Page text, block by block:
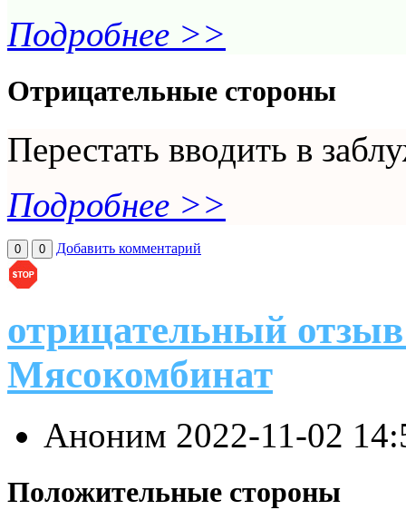
Подробнее >>
Отрицательные стороны
Перестать вводить в
Подробнее >>
0 0 Добавить комментарий
отрицательный
Мясокомбинат
Аноним 2022-11-02
Положительные стороны